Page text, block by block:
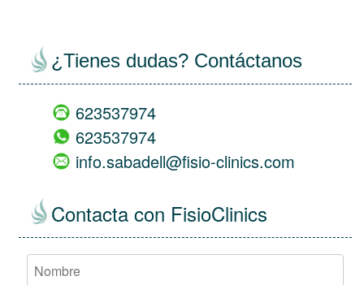
¿Tienes dudas? Contáctanos
623537974
623537974
info.sabadell@fisio-clinics.com
Contacta con FisioClinics